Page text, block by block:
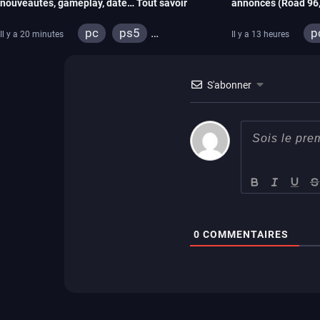
nouveautés, gameplay, date… Tout savoir
Il y a 20 minutes pc
ps5
annonces (Road
Il y a 13 heures
S'abonner
0 COMMENTAIRES